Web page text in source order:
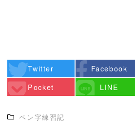
Twitter Facebook
Pocket
LINE
ペン字練習記